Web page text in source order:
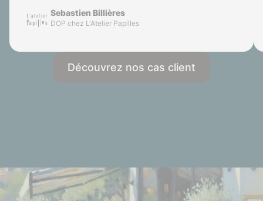
Sebastien Billières
DOP chez L'Atelier Papilles
Découvrez nos cas client